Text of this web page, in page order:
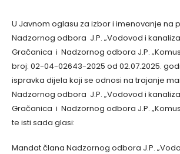
U Javnom oglasu za izbor i imenovanje na
Nadzornog odbora J.P. „Vodovod i
Gračanica i Nadzornog odbora J.P.
broj: 02-04-02643-2025 od 02.07.2025.
ispravka dijela koji se odnosi na trajanje
Nadzornog odbora J.P. „Vodovod i
Gračanica i Nadzornog odbora J.P.
te isti sada glasi:
Mandat člana Nadzornog odbora J.P.